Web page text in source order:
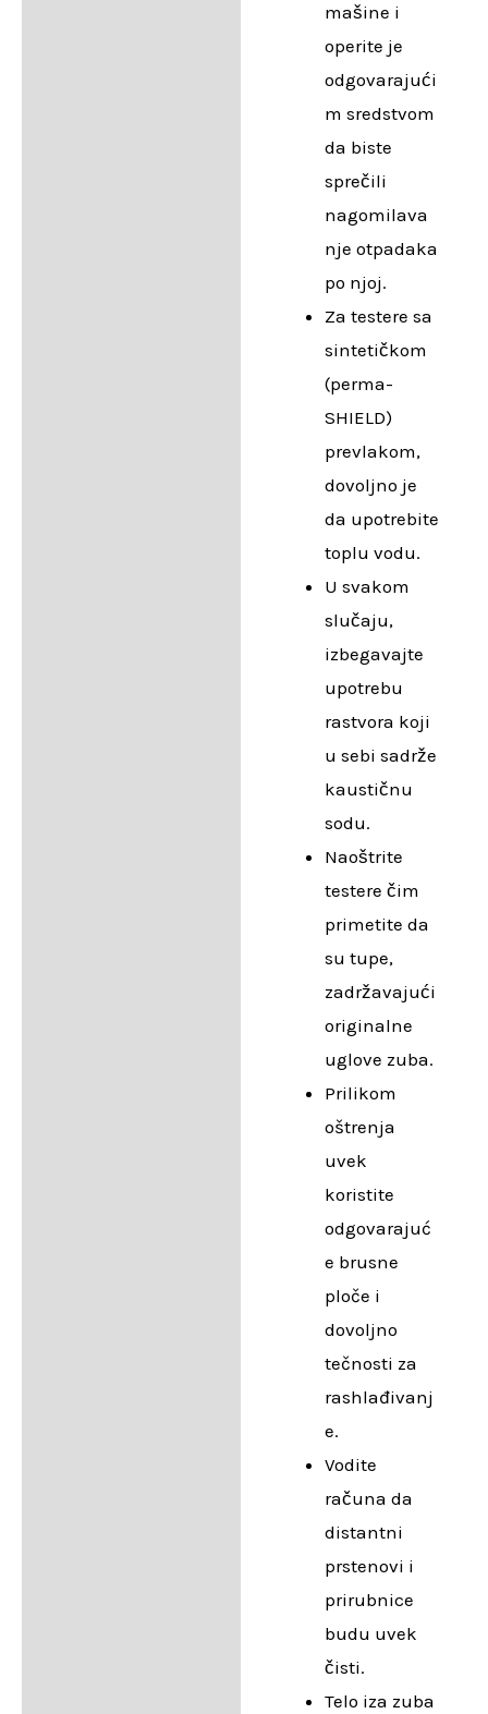
mašine i
operite je
odgovarajući
m sredstvom
da biste
sprečili
nagomilava
nje otpadaka
po njoj.
Za testere sa
sintetičkom
(perma-
SHIELD)
prevlakom,
dovoljno je
da upotrebite
toplu vodu.
U svakom
slučaju,
izbegavajte
upotrebu
rastvora koji
u sebi sadrže
kaustičnu
sodu.
Naoštrite
testere čim
primetite da
su tupe,
zadržavajući
originalne
uglove zuba.
Prilikom
oštrenja
uvek
koristite
odgovarajuć
e brusne
ploče i
dovoljno
tečnosti za
rashlađivanj
e.
Vodite
računa da
distantni
prstenovi i
prirubnice
budu uvek
čisti.
Telo iza zuba